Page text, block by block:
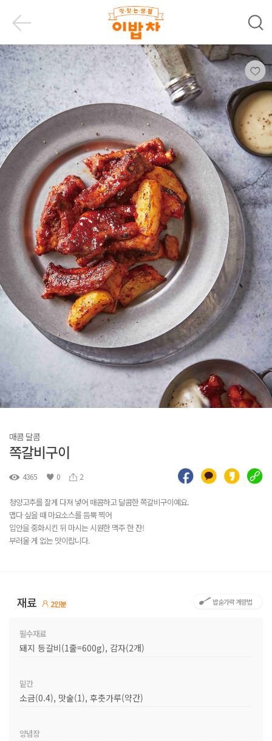
매콤 달콤
쪽갈비구이
4365 0 2
청양고추를 잘게 다져 넣어 매콤하고 달콤한 쪽갈비구이예요.
맵다 싶을 때 마요소스를 듬뿍 찍어
입안을 중화시킨 뒤 마시는 시원한 맥주 한 잔!
부러울 게 없는 맛이랍니다.
재료 2인분 밥숟가락 계량법
필수재료
돼지 등갈비(1줄=600g), 감자(2개)
밑간
소금(0.4), 맛술(1), 후춧가루(약간)
양념장